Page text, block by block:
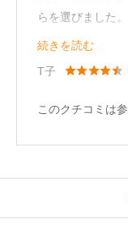
らを選びました。
オリーブの葉の
様々な洋服にも
夫と一緒につけ
続きを読む
T子

このクチコミは